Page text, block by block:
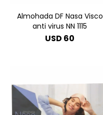
Almohada DF Nasa Visco
anti virus NN 1115
USD 60